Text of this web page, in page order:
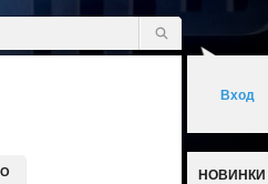
Вход
НОВИНКИ